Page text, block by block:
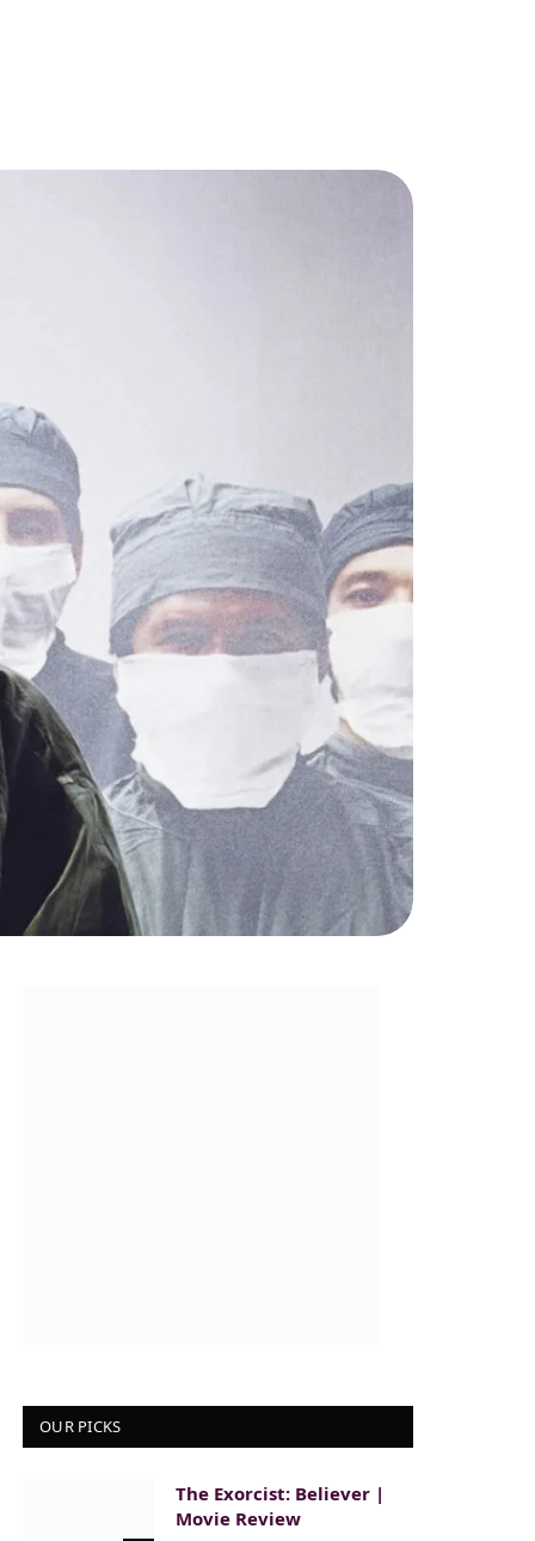
OUR PICKS
The Exorcist: Believer |
Movie Review